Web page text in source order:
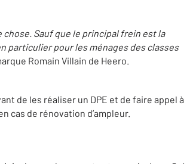
chose. Sauf que le principal frein est la
particulier pour les ménages des classes
Romain Villain de Heero.
de les réaliser un DPE et de faire appel à
cas de rénovation d’ampleur.